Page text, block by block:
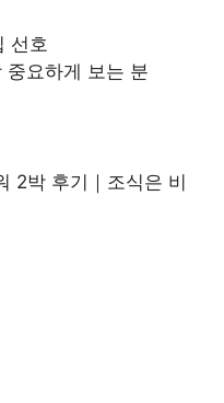
선호
중요하게 보는 분